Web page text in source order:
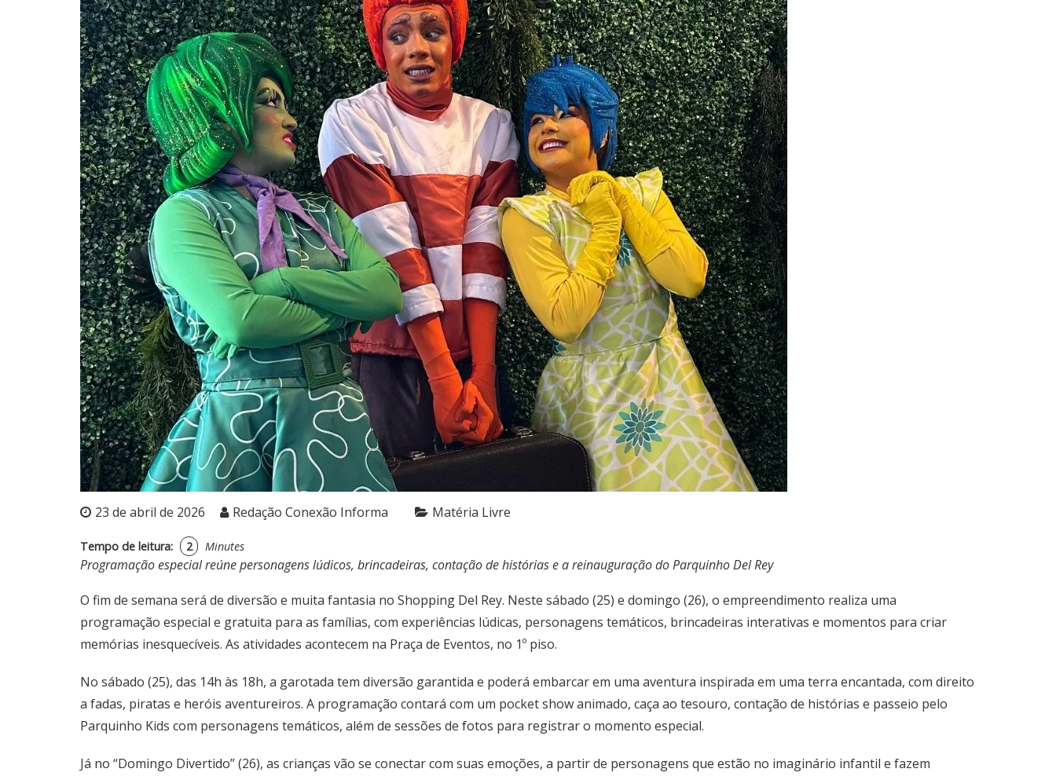
23 de abril de 2026 Redação Conexão Informa Matéria Livre
Tempo de leitura: 2 Minutes
Programação especial reúne personagens lúdicos, brincadeiras, contação de histórias e a reinauguração do Parquinho Del Rey
O fim de semana será de diversão e muita fantasia no Shopping Del Rey. Neste sábado (25) e domingo (26), o empreendimento realiza uma
programação especial e gratuita para as famílias, com experiências lúdicas, personagens temáticos, brincadeiras interativas e momentos para criar
memórias inesquecíveis. As atividades acontecem na Praça de Eventos, no 1º piso.
No sábado (25), das 14h às 18h, a garotada tem diversão garantida e poderá embarcar em uma aventura inspirada em uma terra encantada, com direito
a fadas, piratas e heróis aventureiros. A programação contará com um pocket show animado, caça ao tesouro, contação de histórias e passeio pelo
Parquinho Kids com personagens temáticos, além de sessões de fotos para registrar o momento especial.
Já no “Domingo Divertido” (26), as crianças vão se conectar com suas emoções, a partir de personagens que estão no imaginário infantil e fazem